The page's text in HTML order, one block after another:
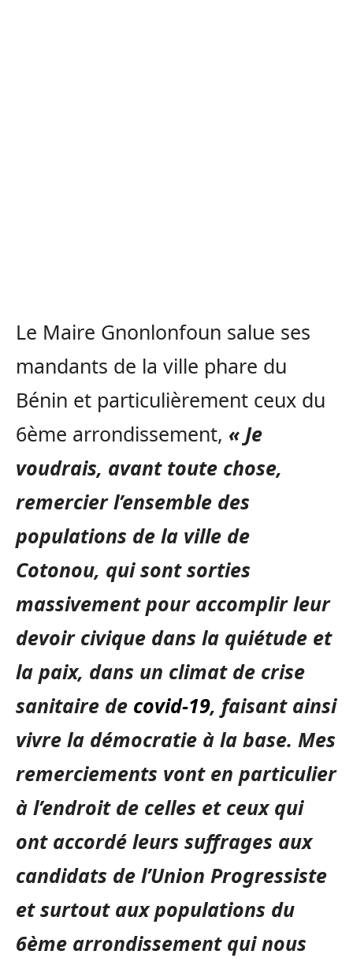
Le Maire Gnonlonfoun salue ses
mandants de la ville phare du
Bénin et particulièrement ceux du
6ème arrondissement, « Je
voudrais, avant toute chose,
remercier l’ensemble des
populations de la ville de
Cotonou, qui sont sorties
massivement pour accomplir leur
devoir civique dans la quiétude et
la paix, dans un climat de crise
sanitaire de covid-19, faisant ainsi
vivre la démocratie à la base. Mes
remerciements vont en particulier
à l’endroit de celles et ceux qui
ont accordé leurs suffrages aux
candidats de l’Union Progressiste
et surtout aux populations du
6ème arrondissement qui nous